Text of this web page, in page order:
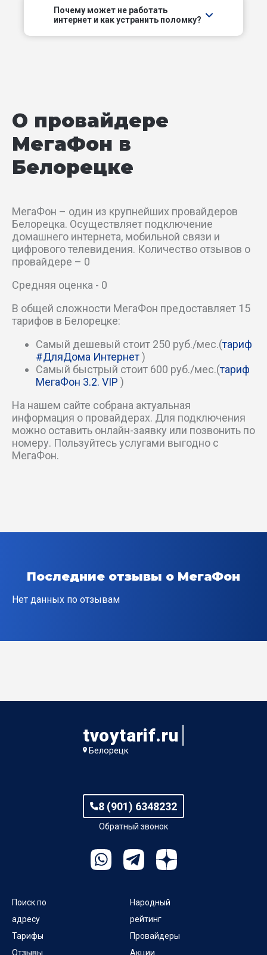
Укшукский пер
Хрустальный пер
Широкий пер
б-р Воинов-Победителей
пер Белова
пер Гоголя 1-й
пер Гоголя 2-й
пер Горького
пер Дзержинского
пер Заматинский 2-й
пер Заматинский 3-й
пер Канатный 1-й
пер Куйбышева
пер Победы
пер Попова 2-й
Почему может не работать
интернет и как устранить поломку?
О провайдере
МегаФон в
Белорецке
МегаФон – один из крупнейших провайдеров
Белорецка. Осуществляет подключение
домашнего интернета, мобильной связи и
цифрового телевидения. Количество отзывов о
провайдере – 0
Средняя оценка - 0
В общей сложности МегаФон предоставляет 15
тарифов в Белорецке:
Самый дешевый стоит 250 руб./мес.(тариф
#ДляДома Интернет)
Самый быстрый стоит 600 руб./мес.(тариф
МегаФон 3.2. VIP )
На нашем сайте собрана актуальная
информация о провайдерах. Для подключения
можно оставить онлайн-заявку или позвонить по
номеру. Пользуйтесь услугами выгодно с
МегаФон.
Последние отзывы о МегаФон
Нет данных по отзывам
tvoytarif.ru
Белорецк
8 (901) 6348232
Обратный звонок
Поиск по
адресу
Тарифы
Отзывы
Народный
рейтинг
Провайдеры
Акции